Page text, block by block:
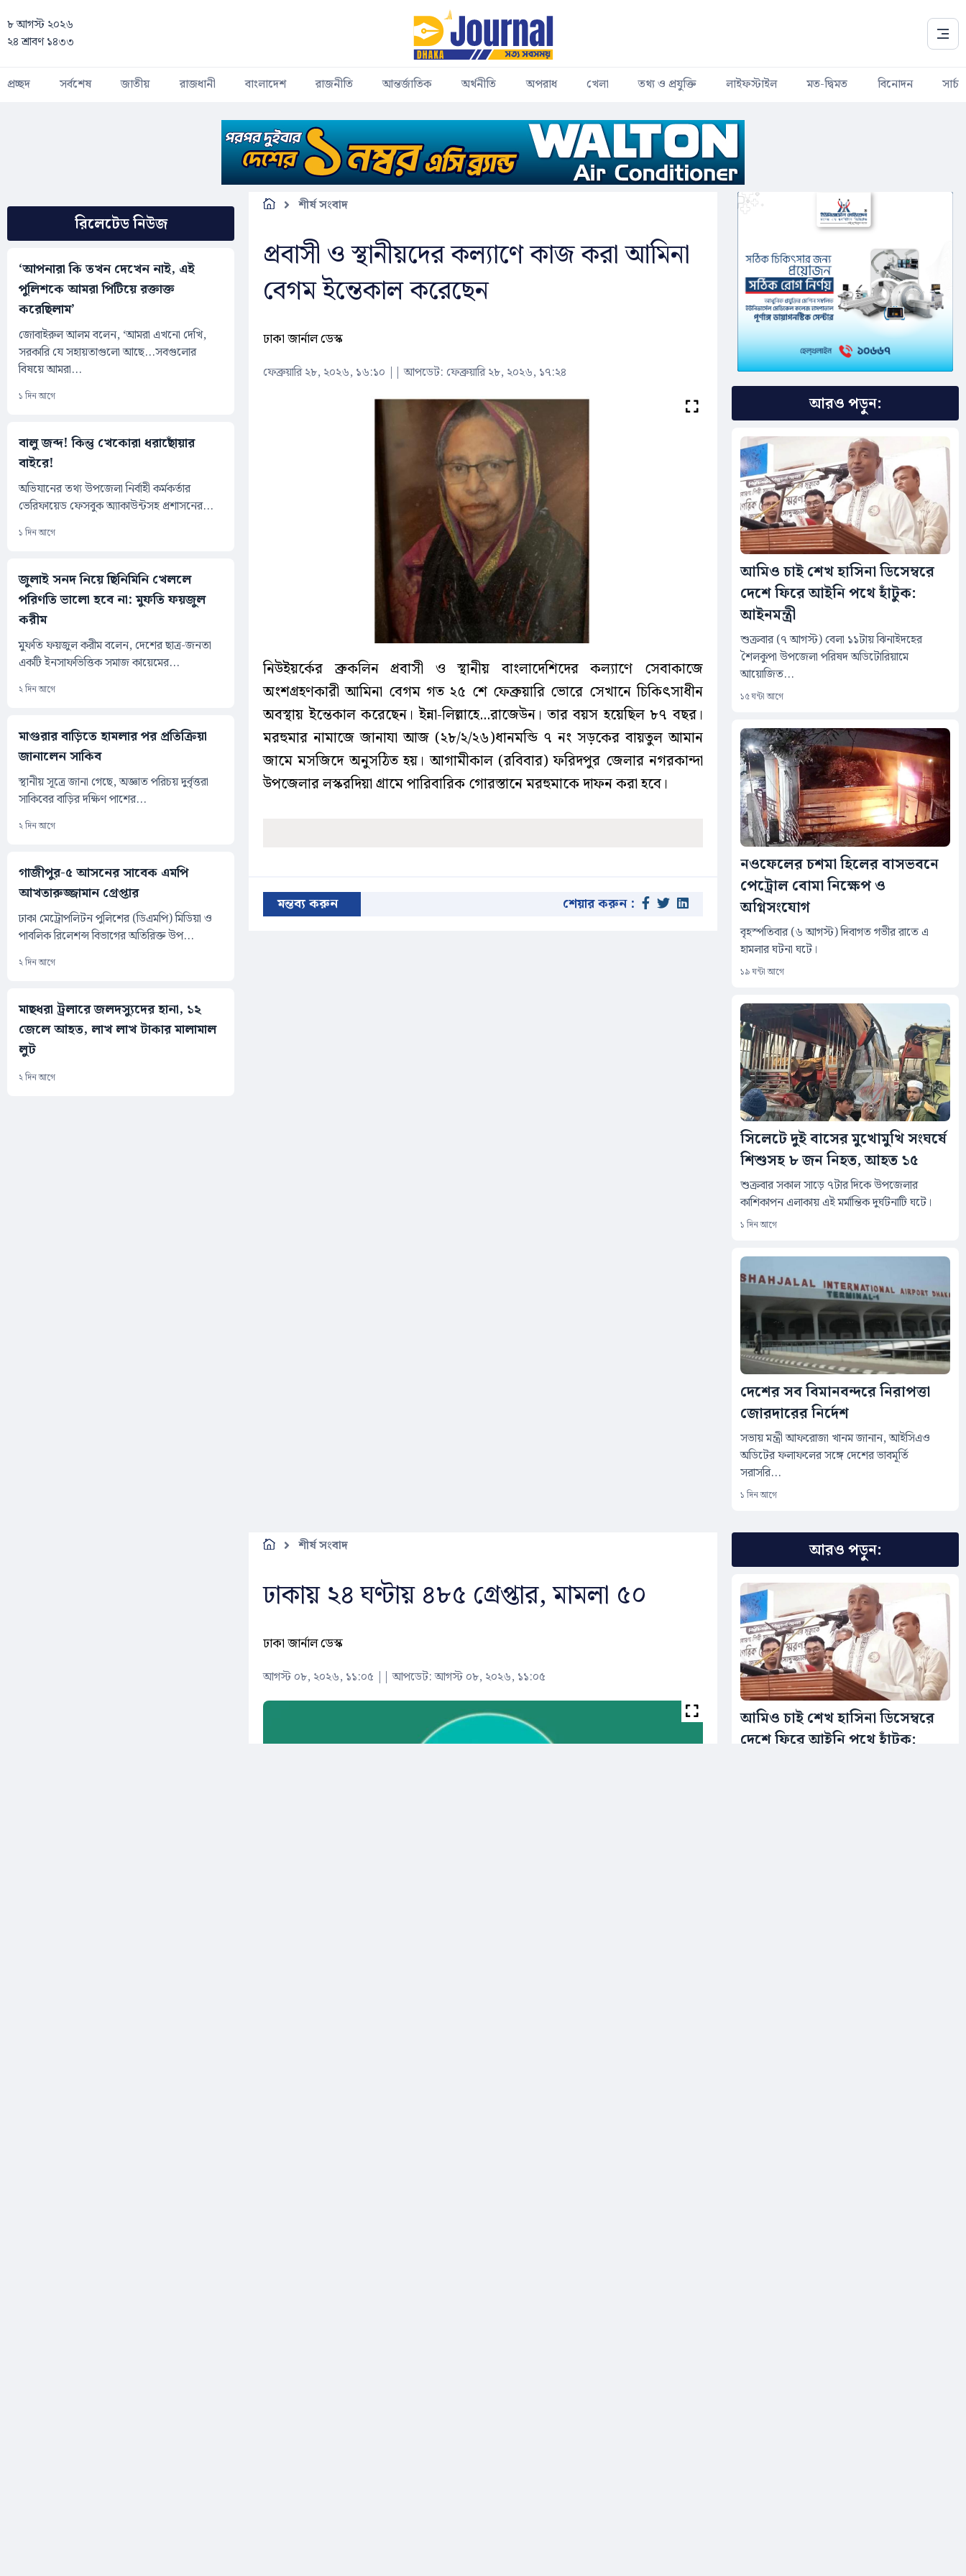
৮ আগস্ট ২০২৬
২৪ শ্রাবণ ১৪৩৩
প্রচ্ছদ সর্বশেষ জাতীয় রাজধানী বাংলাদেশ রাজনীতি আন্তর্জাতিক অর্থনীতি অপরাধ খেলা তথ্য ও প্রযুক্তি লাইফস্টাইল মত-দ্বিমত বিনোদন সার্চ
রিলেটেড নিউজ
‘আপনারা কি তখন দেখেন নাই, এই
পুলিশকে আমরা পিটিয়ে রক্তাক্ত
করেছিলাম’
জোবাইরুল আলম বলেন, ‘আমরা এখনো দেখি,
সরকারি যে সহায়তাগুলো আছে...সবগুলোর
বিষয়ে আমরা...
১ দিন আগে
বালু জব্দ! কিন্তু খেকোরা ধরাছোঁয়ার
বাইরে!
অভিযানের তথ্য উপজেলা নির্বাহী কর্মকর্তার
ভেরিফায়েড ফেসবুক অ্যাকাউন্টসহ প্রশাসনের...
১ দিন আগে
জুলাই সনদ নিয়ে ছিনিমিনি খেললে
পরিণতি ভালো হবে না: মুফতি ফয়জুল
করীম
মুফতি ফয়জুল করীম বলেন, দেশের ছাত্র-জনতা
একটি ইনসাফভিত্তিক সমাজ কায়েমের...
২ দিন আগে
মাগুরার বাড়িতে হামলার পর প্রতিক্রিয়া
জানালেন সাকিব
স্থানীয় সূত্রে জানা গেছে, অজ্ঞাত পরিচয় দুর্বৃত্তরা
সাকিবের বাড়ির দক্ষিণ পাশের...
২ দিন আগে
গাজীপুর-৫ আসনের সাবেক এমপি
আখতারুজ্জামান গ্রেপ্তার
ঢাকা মেট্রোপলিটন পুলিশের (ডিএমপি) মিডিয়া ও
পাবলিক রিলেশন্স বিভাগের অতিরিক্ত উপ...
২ দিন আগে
মাছধরা ট্রলারে জলদস্যুদের হানা, ১২
জেলে আহত, লাখ লাখ টাকার মালামাল
লুট
২ দিন আগে
শীর্ষ সংবাদ
প্রবাসী ও স্থানীয়দের কল্যাণে কাজ করা আমিনা
বেগম ইন্তেকাল করেছেন
ঢাকা জার্নাল ডেস্ক
ফেব্রুয়ারি ২৮, ২০২৬, ১৬:১০ ||আপডেট: ফেব্রুয়ারি ২৮, ২০২৬, ১৭:২৪
নিউইয়র্কের ব্রুকলিন প্রবাসী ও স্থানীয় বাংলাদেশিদের কল্যাণে সেবাকাজে
অংশগ্রহণকারী আমিনা বেগম গত ২৫ শে ফেব্রুয়ারি ভোরে সেখানে চিকিৎসাধীন
অবস্থায় ইন্তেকাল করেছেন। ইন্না-লিল্লাহে...রাজেউন। তার বয়স হয়েছিল ৮৭ বছর।
মরহুমার নামাজে জানাযা আজ (২৮/২/২৬)ধানমন্ডি ৭ নং সড়কের বায়তুল আমান
জামে মসজিদে অনুসঠিত হয়। আগামীকাল (রবিবার) ফরিদপুর জেলার নগরকান্দা
উপজেলার লস্করদিয়া গ্রামে পারিবারিক গোরস্তানে মরহুমাকে দাফন করা হবে।
মন্তব্য করুন শেয়ার করুন :
আরও পড়ুন:
আমিও চাই শেখ হাসিনা ডিসেম্বরে
দেশে ফিরে আইনি পথে হাঁটুক:
আইনমন্ত্রী
শুক্রবার (৭ আগস্ট) বেলা ১১টায় ঝিনাইদহের
শৈলকুপা উপজেলা পরিষদ অডিটোরিয়ামে
আয়োজিত...
১৫ ঘন্টা আগে
নওফেলের চশমা হিলের বাসভবনে
পেট্রোল বোমা নিক্ষেপ ও
অগ্নিসংযোগ
বৃহস্পতিবার (৬ আগস্ট) দিবাগত গভীর রাতে এ
হামলার ঘটনা ঘটে।
১৯ ঘন্টা আগে
সিলেটে দুই বাসের মুখোমুখি সংঘর্ষে
শিশুসহ ৮ জন নিহত, আহত ১৫
শুক্রবার সকাল সাড়ে ৭টার দিকে উপজেলার
কাশিকাপন এলাকায় এই মর্মান্তিক দুর্ঘটনাটি ঘটে।
১ দিন আগে
দেশের সব বিমানবন্দরে নিরাপত্তা
জোরদারের নির্দেশ
সভায় মন্ত্রী আফরোজা খানম জানান, আইসিএও
অডিটের ফলাফলের সঙ্গে দেশের ভাবমূর্তি
সরাসরি...
১ দিন আগে
শীর্ষ সংবাদ
ঢাকায় ২৪ ঘণ্টায় ৪৮৫ গ্রেপ্তার, মামলা ৫০
ঢাকা জার্নাল ডেস্ক
আগস্ট ০৮, ২০২৬, ১১:০৫ ||আপডেট: আগস্ট ০৮, ২০২৬, ১১:০৫
আরও পড়ুন:
আমিও চাই শেখ হাসিনা ডিসেম্বরে
দেশে ফিরে আইনি পথে হাঁটুক: